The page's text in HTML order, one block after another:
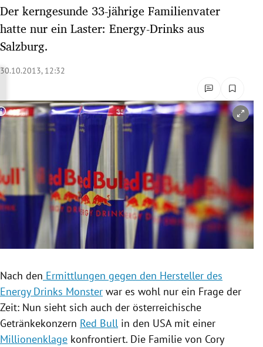
Untermenü
Untermenü
Untermenü
Untermenü
Untermenü
Untermenü
Untermenü
Der kerngesunde 33-jährige Familienvater
hatte nur ein Laster: Energy-Drinks aus
Salzburg.
30.10.2013, 12:32
Copyright-Hinweis öffnen/schließen
Nach den Ermittlungen gegen den Hersteller des
Energy Drinks Monster war es wohl nur ein Frage der
Zeit: Nun sieht sich auch der österreichische
Getränkekonzern Red Bull in den USAmit einer
Millionenklage konfrontiert. Die Familie von Cory